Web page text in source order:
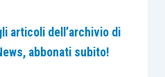
contro ledoppie
.
articoli dell’archivio di
abbonati subito!